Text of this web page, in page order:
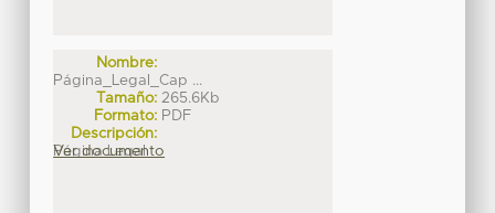
Nombre:
Página_Legal_Cap ...
Tamaño: 265.6Kb
Formato: PDF
Descripción:
Página Legal
Ver documento